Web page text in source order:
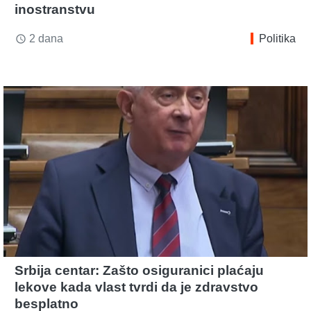
inostranstvu
access_time 2 dana Politika
Srbija centar: Zašto osiguranici plaćaju
lekove kada vlast tvrdi da je zdravstvo
besplatno